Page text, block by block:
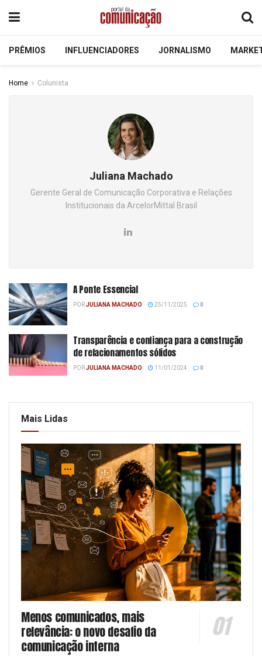
PRÊMIOS INFLUENCIADORES JORNALISMO
Home Colunista
Juliana Machado
Gerente Geral de Comunicação Corporativa e Relações
Institucionais da ArcelorMittal Brasil
A Ponte Essencial
PORJULIANA MACHADO 25/11/2025 0
Transparência e confiança para a construção
de relacionamentos sólidos
PORJULIANA MACHADO 11/01/2024 0
Mais Lidas
Menos comunicados, mais
relevância: o novo desafio da
comunicação interna